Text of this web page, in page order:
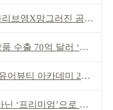
영X망그러진 곰 콜라보
70억 달러 ‘역대 최고’
티 아카데미 2기 발대식
리미엄’으로 승부걸어야